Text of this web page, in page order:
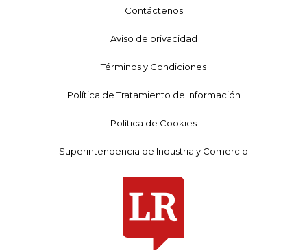
Contáctenos
Aviso de privacidad
Términos y Condiciones
Política de Tratamiento de Información
Política de Cookies
Superintendencia de Industria y Comercio